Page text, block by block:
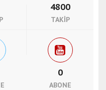
4800
TAKIP
0
ABONE